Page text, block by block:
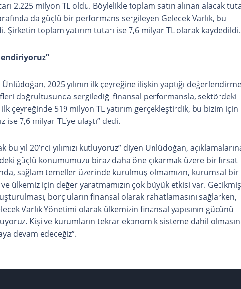
2.225 milyon TL oldu. Böylelikle toplam satın alınan alacak
da güçlü bir performans sergileyen Gelecek Varlık, bu
Şirketin toplam yatırım tutarı ise 7,6 milyar TL olarak kaydedildi.
2025 yılının ilk çeyreğine ilişkin yaptığı
doğrultusunda sergilediği finansal performansla, sektördeki
çeyreğinde 519 milyon TL yatırım gerçekleştirdik, bu bizim için
ise 7,6 milyar TL’ye ulaştı” dedi.
yıl 20’nci yılımızı kutluyoruz” diyen Ünlüdoğan,
güçlü konumumuzu biraz daha öne çıkarmak üzere bir fırsat
sağlam temeller üzerinde kurulmuş olmamızın, kurumsal bir
ülkemiz için değer yaratmamızın çok büyük etkisi var. Gecikmiş
borçluların finansal olarak rahatlamasını sağlarken,
Varlık Yönetimi olarak ülkemizin finansal yapısının gücünü
Kişi ve kurumların tekrar ekonomik sisteme dahil
devam edeceğiz”.